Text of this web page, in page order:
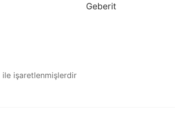
Geberit
ile işaretlenmişlerdir